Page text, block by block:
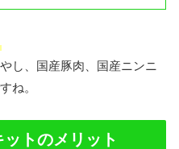
し、国産豚肉、国産ニンニ
ね。
トのメリット